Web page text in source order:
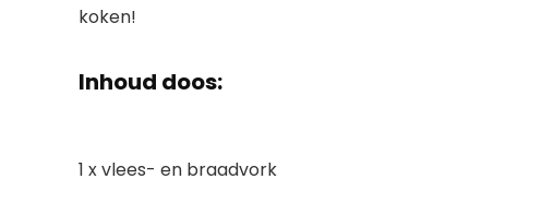
koken!
Inhoud doos:
1 x vlees- en braadvork